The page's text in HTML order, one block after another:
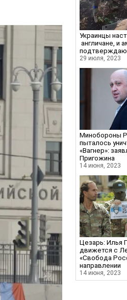
Украинцы
англичане, и
29 июля, 2023
Минобороны
пыталось
«Вагнер»:
Пригожина
14 июня, 2023
Цезарь: Илья
движется с
«Свобода
направлении
14 июня, 2023